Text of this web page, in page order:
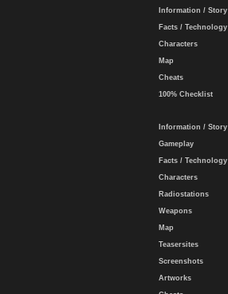
Information / Story
Facts / Technology
Characters
Map
Cheats
100% Checklist
Information / Story
Gameplay
Facts / Technology
Characters
Radiostations
Weapons
Map
Teasersites
Screenshots
Artworks